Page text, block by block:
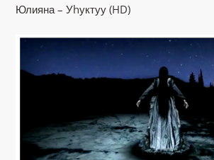
Юлияна – Уhуктуу (HD)